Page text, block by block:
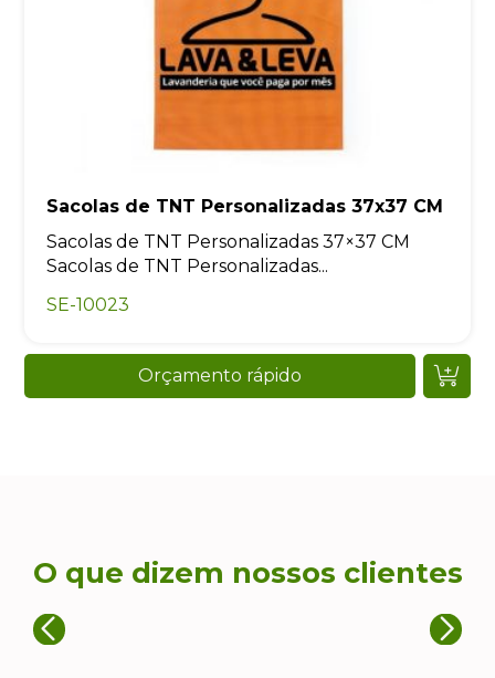
Sacolas de TNT Personalizadas 37x37 CM
Sacolas de TNT Personalizadas 37×37 CM
Sacolas de TNT Personalizadas...
SE-10023
Orçamento rápido
O que dizem nossos clientes